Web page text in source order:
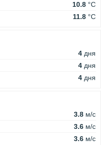
10.8 °C
11.8 °C
4 дня
4 дня
4 дня
3.8 м/c
3.6 м/c
3.6 м/c